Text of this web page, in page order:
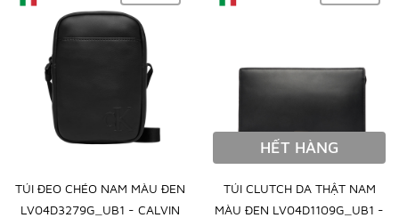
TÚI ĐEO CHÉO NAM MÀU ĐEN
LV04D3279G_UB1 - CALVIN
HẾT HÀNG
TÚI CLUTCH DA THẬT NAM
MÀU ĐEN LV04D1109G_UB1 -